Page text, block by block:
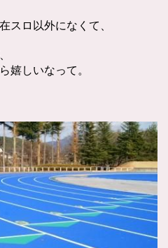
スロ以外になくて、
嬉しいなって。